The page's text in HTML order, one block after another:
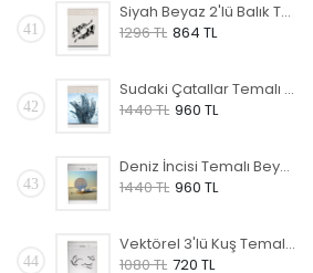
41
Siyah Beyaz 2'lü Balık Temalı Beyaz Eşya Sticker
1296 TL 864 TL
42
Sudaki Çatallar Temalı Beyaz Eşya Sticker
1440 TL 960 TL
43
Deniz İncisi Temalı Beyaz Eşya Sticker
1440 TL 960 TL
44
Vektörel 3'lü Kuş Temalı Beyaz Eşya Sticker
1080 TL 720 TL